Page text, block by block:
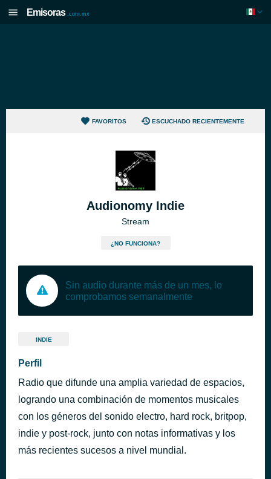
Emisoras .com.mx
FAVORITOS ESCUCHADO RECIENTEMENTE
Audionomy Indie
Stream
¿NO FUNCIONA?
Sin audio durante más de un mes, lo
comprobamos semanalmente
INDIE
Perfil
Radio que difunde una amplia variedad de espacios,
logrando una combinación de momentos musicales
con los géneros del sonido electro, hard rock, britpop,
indie y post-rock, junto con notas informativas y los
más recientes sucesos a nivel mundial.